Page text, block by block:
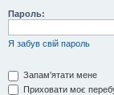
Пароль:
Я забув свій пароль
Запам'ятати мене
Приховати моє